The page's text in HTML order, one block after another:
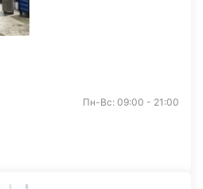
Пн-Вс: 09:00 - 21:00